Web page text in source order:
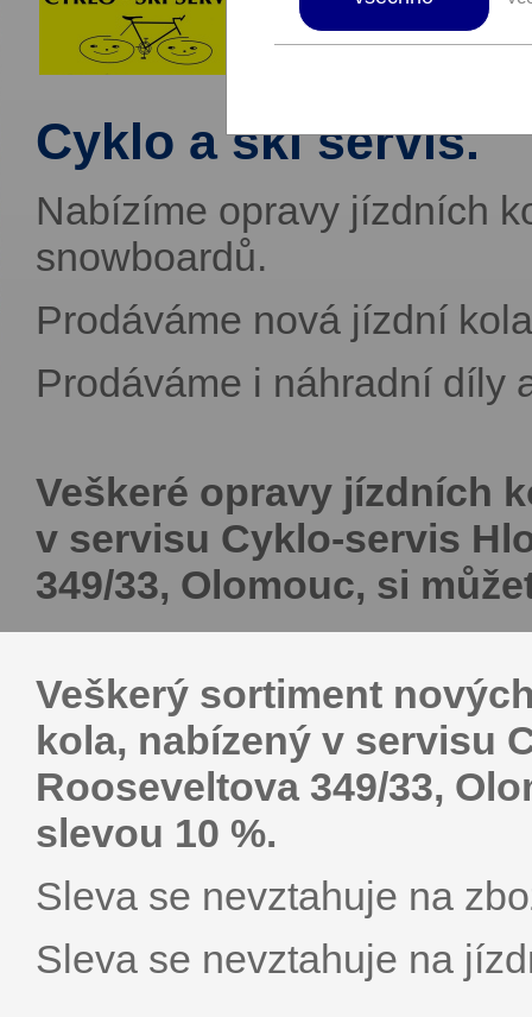
Cyklo a ski servis.
Nabízíme opravy jízdních
snowboardů.
Prodáváme nová jízdní
Prodáváme i náhradní díly
Veškeré opravy jízdních
v servisu Cyklo-servis
349/33, Olomouc, si
Veškerý sortiment
kola, nabízený v servisu
Rooseveltova 349/33,
slevou 10 %.
Sleva se nevztahuje na
Sleva se nevztahuje na